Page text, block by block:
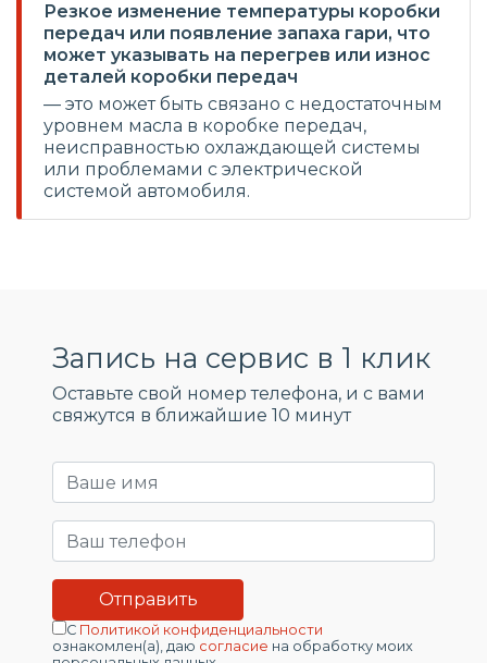
Резкое изменение температуры коробки
передач или появление запаха гари, что
может указывать на перегрев или износ
деталей коробки передач
— это может быть связано с недостаточным
уровнем масла в коробке передач,
неисправностью охлаждающей системы
или проблемами с электрической
системой автомобиля.
Запись на сервис в 1 клик
Оставьте свой номер телефона, и c вами
свяжутся в ближайшие 10 минут
С Политикой конфиденциальности
ознакомлен(а), даю согласие на обработку моих